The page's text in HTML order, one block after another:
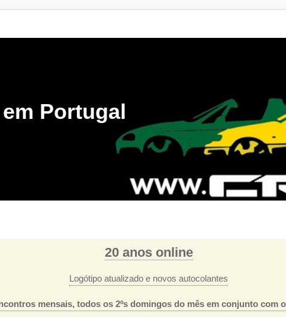
Portugal
20 anos online
Logótipo atualizado e novos autocolantes
mensais, todos os 2ºs domingos do mês em conjunto com